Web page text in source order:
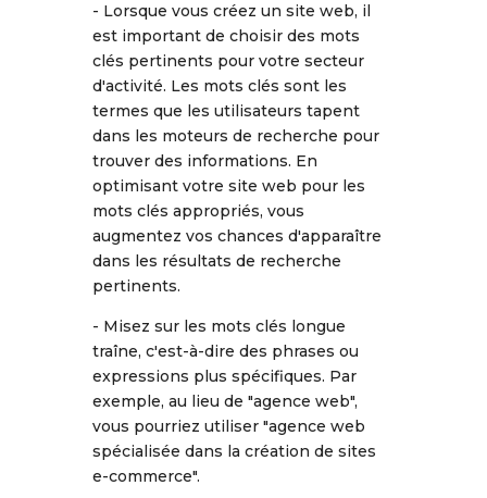
- Lorsque vous créez un site web, il
est important de choisir des mots
clés pertinents pour votre secteur
d'activité. Les mots clés sont les
termes que les utilisateurs tapent
dans les moteurs de recherche pour
trouver des informations. En
optimisant votre site web pour les
mots clés appropriés, vous
augmentez vos chances d'apparaître
dans les résultats de recherche
pertinents.
- Misez sur les mots clés longue
traîne, c'est-à-dire des phrases ou
expressions plus spécifiques. Par
exemple, au lieu de "agence web",
vous pourriez utiliser "agence web
spécialisée dans la création de sites
e-commerce".